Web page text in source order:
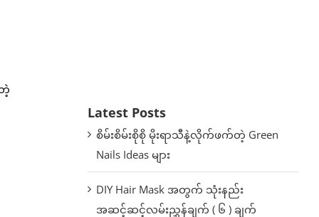
Latest Posts
စိမ်းစိမ်းစိုစို မိုးရာသီနဲ့လိုက်ဖက်တဲ့ Green
Nails Ideas များ
DIY Hair Mask အတွက် သုံးနည်း
အဆင့်ဆင့်လမ်းညွှန်ချက် ( ၆ ) ချက်